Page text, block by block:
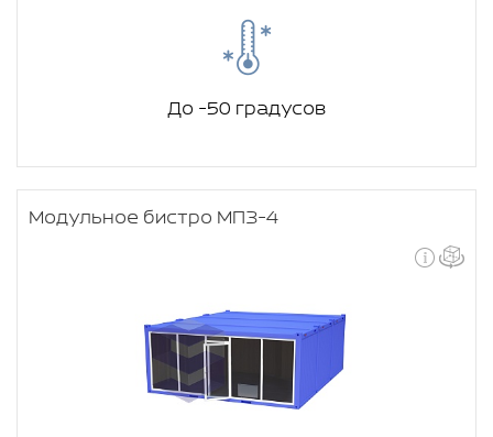
До -50 градусов
Модульное бистро МПЗ-4